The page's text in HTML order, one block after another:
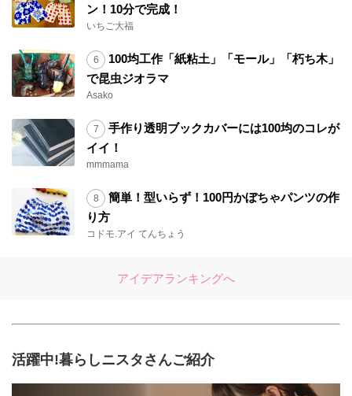
ン！10分で完成！
いちご大福
100均工作「紙粘土」「モール」「朽ち木」
で昆虫ジオラマ
Asako
手作り透明ブックカバーには100均のコレが
イイ！
mmmama
簡単！型いらず！100円かぼちゃパンツの作
り方
コドモ.アイ てんちょう
アイデアランキングへ
活躍中!暮らしニスタさんご紹介